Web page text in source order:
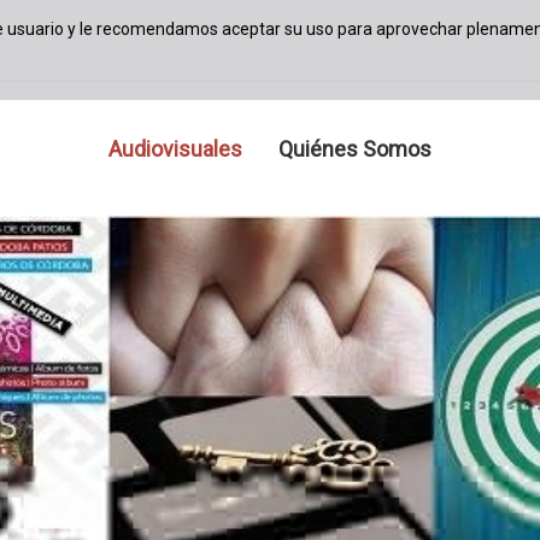
y le recomendamos aceptar su uso para aprovechar
Audiovisuales Quiénes Somos